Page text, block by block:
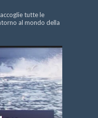
tutte le
al mondo della